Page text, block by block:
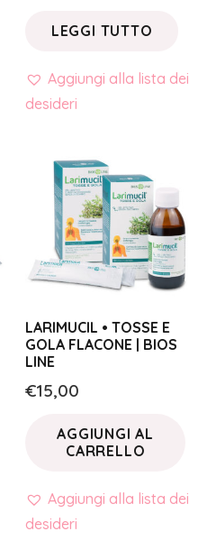
LEGGI TUTTO
Aggiungi alla lista dei
desideri
LARIMUCIL • TOSSE E
GOLA FLACONE | BIOS
LINE
€15,00
AGGIUNGI AL
CARRELLO
Aggiungi alla lista dei
desideri